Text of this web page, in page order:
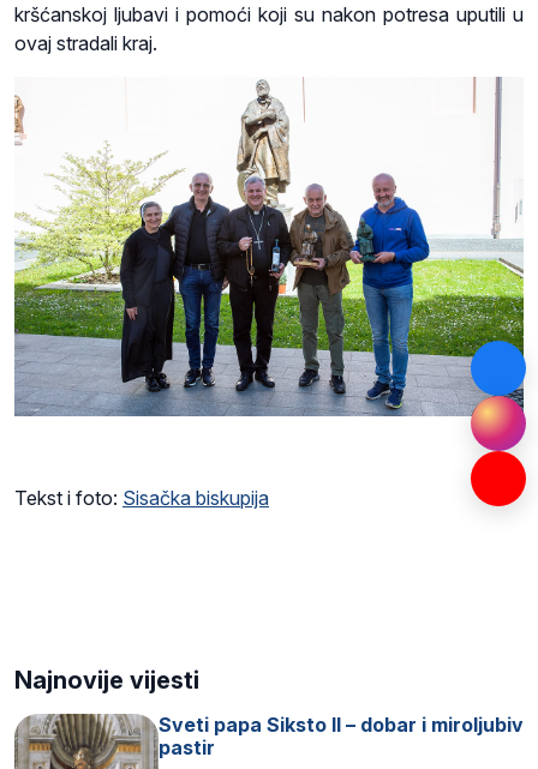
kršćanskoj ljubavi i pomoći koji su nakon potresa uputili u
ovaj stradali kraj.
Tekst i foto: Sisačka biskupija
Najnovije vijesti
Sveti papa Siksto II – dobar i miroljubiv
pastir